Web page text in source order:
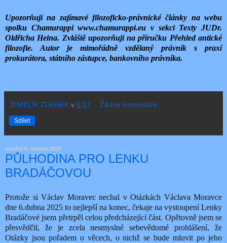
Upozorňuji na zajímavé filozoficko-právnické články na webu
spolku Chamurappi www.chamurappi.eu v sekci Texty JUDr.
Oldřicha Heina. Zvláště upozorňuji na příručku Přehled antické
filozofie. Autor je mimořádně vzdělaný právník s praxí
prokurátora, státního zástupce, bankovního právníka.
JEMELÍK ZDENEK v 5:57 Žádné komentáře:
Sdílet
neděle 6. dubna 2025
PŮLHODINA PRO LENKU
BRADÁČOVOU
Protože si Václav Moravec nechal v Otázkách Václava Moravce
dne 6.dubna 2025 to nejlepší na konec, čekaje na vystoupení Lenky
Bradáčové jsem přetrpěl celou předcházející část. Opětovně jsem se
přesvědčil, že je zcela nesmyslné sebevědomé prohlášení, že
Otázky jsou pořadem o věcech, o nichž se bude mluvit po jeho